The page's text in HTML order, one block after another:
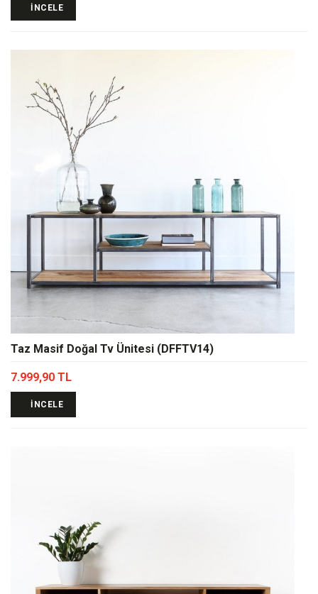
İNCELE
Taz Masif Doğal Tv Ünitesi (DFFTV14)
7.999,90 TL
İNCELE